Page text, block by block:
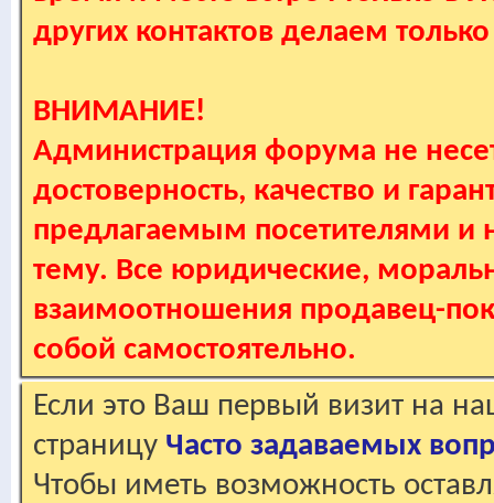
других контактов делаем
ВНИМАНИЕ!
Администрация форума не
достоверность, качество и
предлагаемым посетителями и
тему. Все юридические,
взаимоотношения продавец-
собой самостоятельно.
Если это Ваш первый визит на
страницу Часто задаваемых
Чтобы иметь возможность